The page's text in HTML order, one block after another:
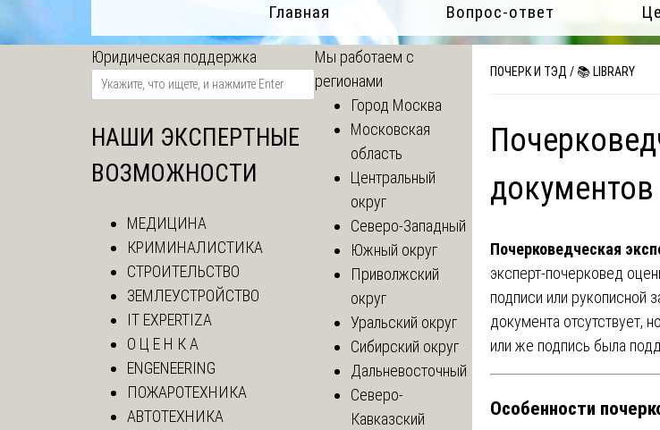
Главная Вопрос-ответ
ПОЧЕРК И ТЭД / 📚 LIBRARY
документов
Почерковедческая
эксперт-почерковед
подписи или рукописной
документа отсутствует,
или же подпись была
Особенности
Юридическая поддержка
НАШИ ЭКСПЕРТНЫЕ
ВОЗМОЖНОСТИ
МЕДИЦИНА
КРИМИНАЛИСТИКА
СТРОИТЕЛЬСТВО
ЗЕМЛЕУСТРОЙСТВО
IT EXPERTIZA
О Ц Е Н К А
ENGENEERING
ПОЖАРОТЕХНИКА
АВТОТЕХНИКА
Мы работаем с
регионами
Город Москва
Московская
область
Центральный
округ
Северо-Западный
Южный округ
Приволжский
округ
Уральский округ
Сибирский округ
Дальневосточный
Северо-
Кавказский